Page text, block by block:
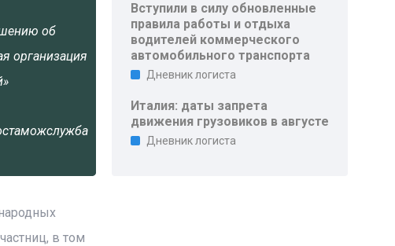
об
организация
в том
Вступили в силу обновленные
правила работы и отдыха
водителей коммерческого
автомобильного транспорта
Дневник логиста
Италия: даты запрета
движения грузовиков в августе
Дневник логиста